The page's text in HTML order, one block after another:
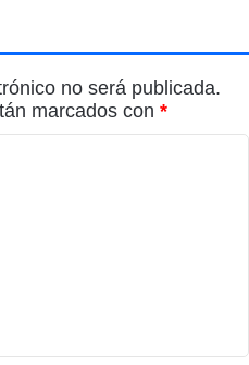
no será publicada.
marcados con *